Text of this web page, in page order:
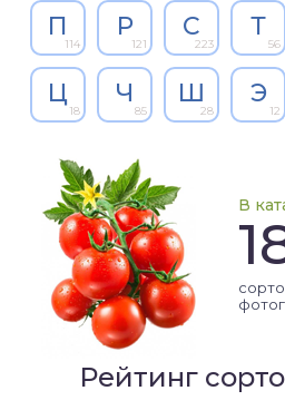
П
114
Р
121
С
223
Т
56
Ц
18
Ч
85
Ш
28
Э
12
В
Рейтинг